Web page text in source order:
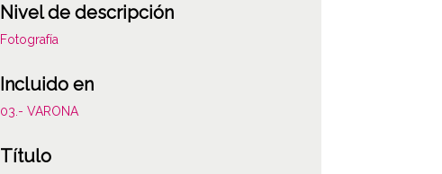
Nivel de descripción
Fotografía
Incluido en
03.- VARONA
Título